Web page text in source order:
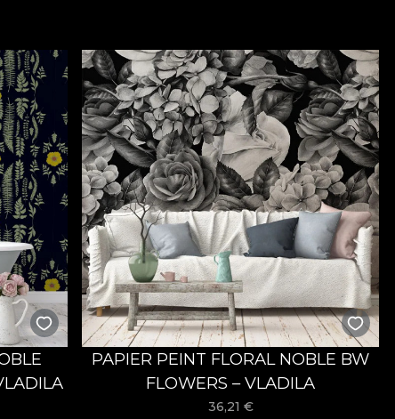
de couloir aux textures subtiles, aux motifs
aimez l'aspect moderne, nous vous
naturelle et crée une sensation d'aération.
aider à obtenir les résultats dont vous rêvez.
entrée
ainsi que pour les grands espaces. Nos papiers peints
sorte que votre espace restera impeccable pendant
qui donnent un aspect sophistiqué, même dans
parfaitement au reste de votre maison. Les tapis
Commandez dès maintenant le papier peint
fois que vous rentrerez chez vous !
PAPIER PEINT FLORAL NOBLE BW
FLOWERS – VLADILA
36,21 €